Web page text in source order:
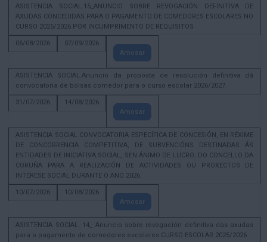
ASISTENCIA SOCIAL.15_ANUNCIO SOBRE REVOGACIÓN DEFINITIVA DE
AXUDAS CONCEDIDAS PARA O PAGAMENTO DE COMEDORES ESCOLARES NO
CURSO 2025/2026 POR INCUMPRIMENTO DE REQUISITOS
06/08/2026
07/09/2026
Amosar
ASISTENCIA SOCIAL.Anuncio da proposta de resolución definitiva dá
convocatoria de bolsas comedor para o curso escolar 2026/2027.
31/07/2026
14/08/2026
Amosar
ASISTENCIA SOCIAL CONVOCATORIA ESPECÍFICA DE CONCESIÓN, EN RÉXIME
DE CONCORRENCIA COMPETITIVA, DE SUBVENCIÓNS DESTINADAS ÁS
ENTIDADES DE INICIATIVA SOCIAL, SEN ÁNIMO DE LUCRO, DO CONCELLO DA
CORUÑA PARA A REALIZACIÓN DE ACTIVIDADES OU PROXECTOS DE
INTERESE SOCIAL DURANTE O ANO 2026
10/07/2026
10/08/2026
Amosar
ASISTENCIA SOCIAL. 14_ Anuncio sobre revogación definitiva das axudas
para o pagamento de comedores escolares CURSO ESCOLAR 2025/2026